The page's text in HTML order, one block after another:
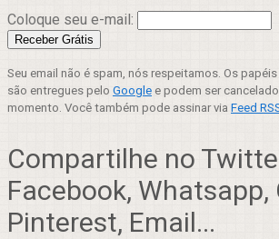
Coloque seu e-mail:
Seu email não é spam, nós respeitamos. Os
são entregues pelo Google e podem ser
momento. Você também pode assinar via Feed
Compartilhe no
Facebook, Whatsapp,
Pinterest, Email...